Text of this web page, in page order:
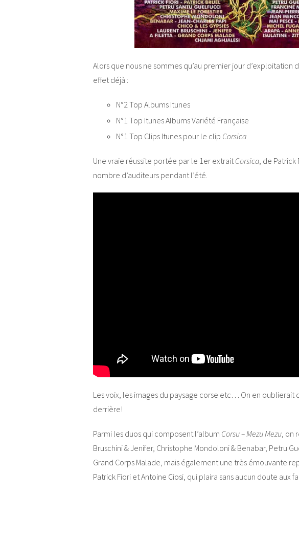
Alors que nous ne sommes qu’au premier jour d’exploitation
effet déjà :
N°2 Top Albums Itunes
N°1 Top Itunes Albums Variété Française
N°1 Top Clips Itunes pour le clip Corsica
Une vraie réussite portée par le 1er extraitCorsica, de Patrick
nombre d’auditeurs pendant l’été.
Les voix, les images du paysage corse etc… On en oublierait
derrière!
Parmi les duos qui composent l’album Corsu – Mezu Mezu ,
Bruschini & Jenifer, Christophe Mondoloni & Benabar, Petru
Grand Corps Malade, mais également une très émouvante
Patrick Fiori et Antoine Ciosi, qui plaira sans aucun doute aux